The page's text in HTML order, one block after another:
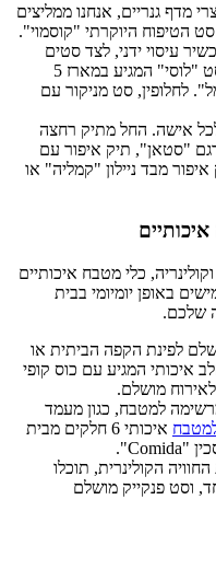
מדף גנריים, אנחנו ממליצים
הטיפוח היוקרתי "קוסמוי".
עיסוי ידני, לצד סטים
אלגנטיים של מניקור-פדיקור כמו סט "לוסי" המגיע במארז 5
לחלופין, סט מניקור עם
אישה. החל מתיק רחצה
דגם "סטאן", תיק איפור עם
מבד ניילון "קמליה" או
כלי מטבח איכותיים
באופן יומיומי בבית
שלכם.
לפינת הקפה הביתית או
איכותי המגיע עם כוס קופי
מושלם.
למטבח, כגון מעמד
איכותי 6 חלקים מבית
הקולינרית, תוכלו
במיוחד, וסט פנקייק מושלם